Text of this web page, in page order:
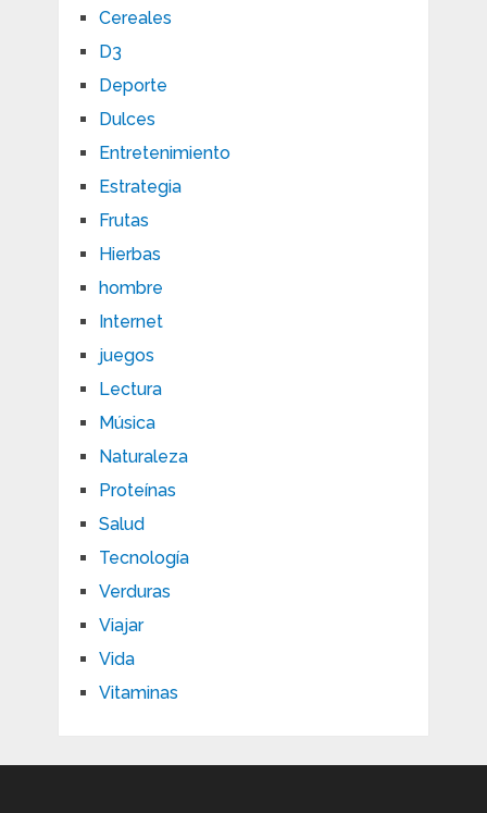
Cereales
D3
Deporte
Dulces
Entretenimiento
Estrategia
Frutas
Hierbas
hombre
Internet
juegos
Lectura
Música
Naturaleza
Proteínas
Salud
Tecnología
Verduras
Viajar
Vida
Vitaminas